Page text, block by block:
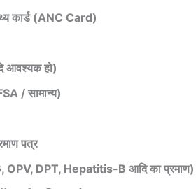
कार्ड (ANC Card)
आवश्यक हो)
/ सामान्य)
पत्र
OPV, DPT, Hepatitis-B आदि का प्रमाण)